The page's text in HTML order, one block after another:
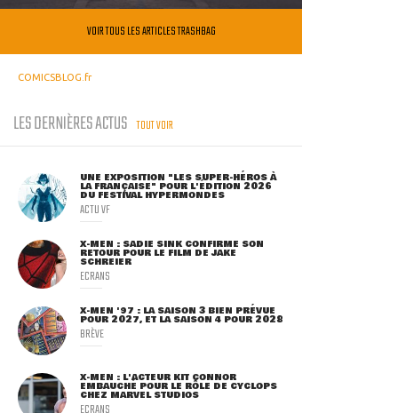
VOIR TOUS LES ARTICLES TRASHBAG
COMICSBLOG.fr
LES DERNIÈRES ACTUS TOUT VOIR
UNE EXPOSITION "LES SUPER-HÉROS À
LA FRANÇAISE" POUR L'ÉDITION 2026
DU FESTIVAL HYPERMONDES
ACTU VF
X-MEN : SADIE SINK CONFIRME SON
RETOUR POUR LE FILM DE JAKE
SCHREIER
ECRANS
X-MEN '97 : LA SAISON 3 BIEN PRÉVUE
POUR 2027, ET LA SAISON 4 POUR 2028
BRÈVE
X-MEN : L'ACTEUR KIT CONNOR
EMBAUCHÉ POUR LE RÔLE DE CYCLOPS
CHEZ MARVEL STUDIOS